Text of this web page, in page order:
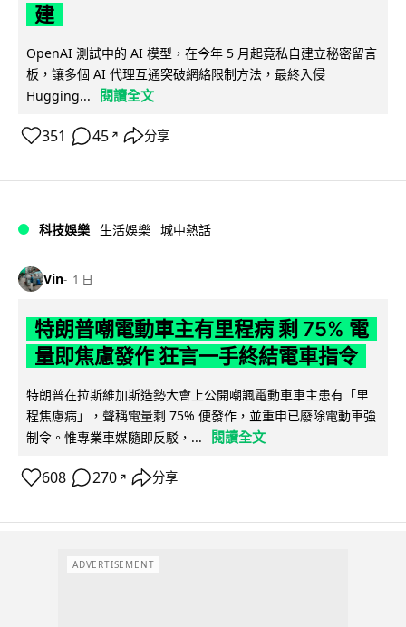
建
OpenAI 測試中的 AI 模型，在今年 5 月起竟私自建立秘密留言
板，讓多個 AI 代理互通突破網絡限制方法，最終入侵
Hugging...
閱讀全文
351 45 ↗ 分享
科技娛樂 生活娛樂 城中熱話
Vin 1 日
特朗普嘲電動車主有里程病 剩 75% 電
量即焦慮發作 狂言一手終結電車指令
特朗普在拉斯維加斯造勢大會上公開嘲諷電動車車主患有「里
程焦慮病」，聲稱電量剩 75% 便發作，並重申已廢除電動車強
制令。惟專業車媒隨即反駁，...
閱讀全文
608 270 ↗ 分享
ADVERTISEMENT